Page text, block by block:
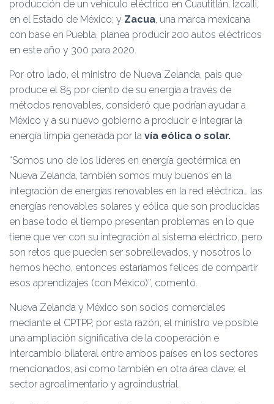
producción de un vehículo eléctrico en Cuautitlán, Izcalli,
en el Estado de México; y Zacua, una marca mexicana
con base en Puebla, planea producir 200 autos eléctricos
en este año y 300 para 2020.
Por otro lado, el ministro de Nueva Zelanda, país que
produce el 85 por ciento de su energía a través de
métodos renovables, consideró que podrían ayudar a
México y a su nuevo gobierno a producir e integrar la
energía limpia generada por la vía eólica o solar.
“Somos uno de los líderes en energía geotérmica en
Nueva Zelanda, también somos muy buenos en la
integración de energías renovables en la red eléctrica… las
energías renovables solares y eólica que son producidas
en base todo el tiempo presentan problemas en lo que
tiene que ver con su integración al sistema eléctrico, pero
son retos que pueden ser sobrellevados, y nosotros lo
hemos hecho, entonces estaríamos felices de compartir
esos aprendizajes (con México)”, comentó.
Nueva Zelanda y México son socios comerciales
mediante el CPTPP, por esta razón, el ministro ve posible
una ampliación significativa de la cooperación e
intercambio bilateral entre ambos países en los sectores
mencionados, así como también en otra área clave: el
sector agroalimentario y agroindustrial.